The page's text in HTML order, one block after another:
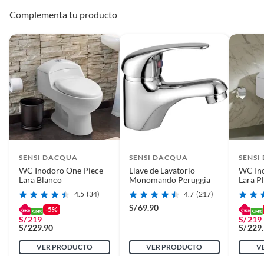
Complementa tu producto
SENSI DACQUA
WC Inodoro One Piece
Lara Blanco
4.5 (34)
-5%
S/219
S/229.90
VER PRODUCTO
SENSI DACQUA
Llave de Lavatorio
Monomando Peruggia
4.7 (217)
S/69.90
VER PRODUCTO
SENSI
WC
Lara
S/219
S/